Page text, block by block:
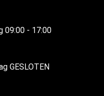
09:00 - 17:00
GESLOTEN